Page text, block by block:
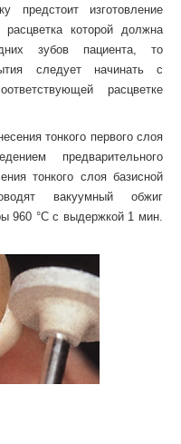
предстоит изготовление
расцветка которой должна
зубов пациента, то
следует начинать с
расцветке
тонкого первого слоя
предварительного
тонкого слоя базисной
вакуумный обжиг
960 °С с выдержкой 1 мин.